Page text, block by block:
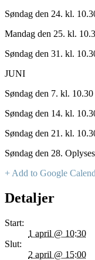
Søndag den 24. kl.
Mandag den 25. kl.
Søndag den 31. kl.
JUNI
Søndag den 7. kl.
Søndag den 14. kl.
Søndag den 21. kl.
Søndag den 28.
+ Add to Google
Detaljer
Start:
1 april @ 10:30
Slut:
2 april @ 15:00